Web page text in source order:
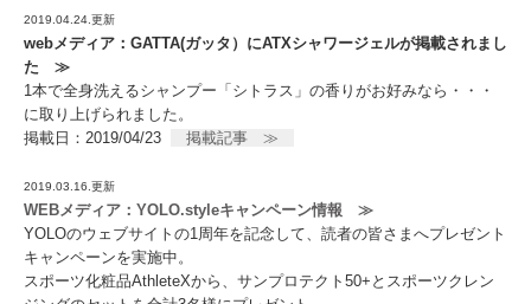
2019.04.24.更新
webメディア：GATTA(ガッタ）にATXシャワージェルが掲載されまし
た ≫
1本で全身洗えるシャンプー「シトラス」の香りがお好みなら・・・
に取り上げられました。
掲載日：2019/04/23
掲載記事 ≫
2019.03.16.更新
WEBメディア： YOLO.styleキャンペーン情報 ≫
YOLOのウェブサイトの1周年を記念して、読者の皆さまへプレゼント
キャンペーンを実施中。
スポーツ化粧品AthleteXから、サンプロテクト50+とスポーツクレン